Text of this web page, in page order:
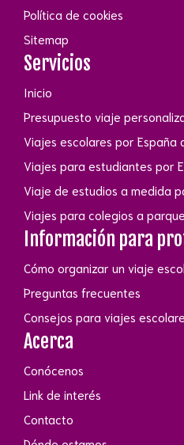
Política de cookies
Sitemap
Servicios
Inicio
Presupuesto viaje
Viajes escolares por España
Viajes para estudiantes por
Viaje de estudios a medida
Viajes para colegios a
Información para
Cómo organizar un viaje
Preguntas frecuentes
Consejos para viajes
Acerca
Conócenos
Link de interés
Contacto